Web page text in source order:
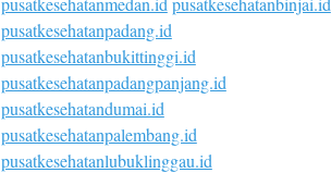
pusatkesehatanpadang.id
pusatkesehatanbukittinggi.id
pusatkesehatanpadangpanjang.id
pusatkesehatandumai.id
pusatkesehatanpalembang.id
pusatkesehatanlubuklinggau.id